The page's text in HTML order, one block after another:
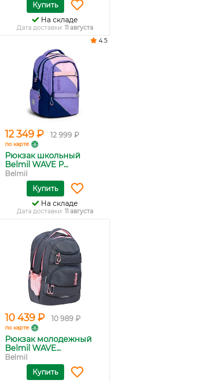
Купить
На складе
Дата доставки: 11 августа
12 349 ₽ 12 999 ₽
по карте
Рюкзак школьный
Belmil WAVE P...
Belmil
4.5
Купить
На складе
Дата доставки: 11 августа
10 439 ₽ 10 989 ₽
по карте
Рюкзак молодежный
Belmil WAVE...
Belmil
Купить